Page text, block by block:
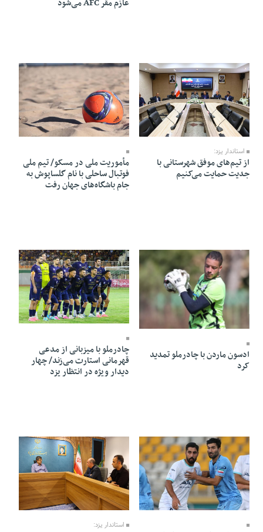
عازم مقر AFC می‌شود
09 Mordad 1405 - 19:24
استاندار یزد:
از تیم‌های موفق شهرستانی با
جدیت حمایت می‌کنیم
08 Mordad 1405 - 19:52
مأموریت ملی در مسکو/ تیم ملی
فوتبال ساحلی با نام گلساپوش به
جام باشگاه‌های جهان رفت
ادسون ماردن با چادرملو تمدید
کرد
08 Mordad 1405 - 05:53
چادرملو با میزبانی از مدعی
قهرمانی استارت می‌زند/ چهار
دیدار ویژه در انتظار یزد
08 Mordad 1405 - 05:49
08 Mordad 1405 - 05:46
استاندار یزد: